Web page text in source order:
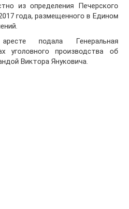
из определения Печерского
года, размещенного в Едином
подала Генеральная
уголовного производства об
Виктора Януковича.